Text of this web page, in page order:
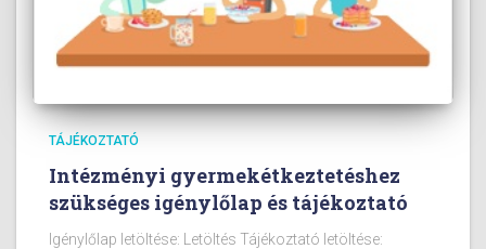
TÁJÉKOZTATÓ
Intézményi gyermekétkeztetéshez
szükséges igénylőlap és tájékoztató
Igénylőlap letöltése: Letöltés Tájékoztató letöltése: